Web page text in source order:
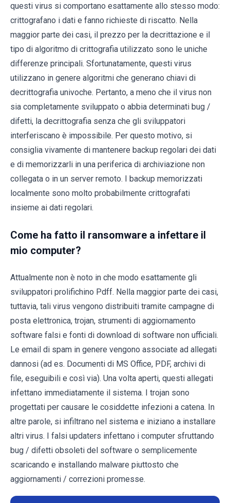
questi virus si comportano esattamente allo stesso modo:
crittografano i dati e fanno richieste di riscatto. Nella
maggior parte dei casi, il prezzo per la decrittazione e il
tipo di algoritmo di crittografia utilizzato sono le uniche
differenze principali. Sfortunatamente, questi virus
utilizzano in genere algoritmi che generano chiavi di
decrittografia univoche. Pertanto, a meno che il virus non
sia completamente sviluppato o abbia determinati bug /
difetti, la decrittografia senza che gli sviluppatori
interferiscano è impossibile. Per questo motivo, si
consiglia vivamente di mantenere backup regolari dei dati
e di memorizzarli in una periferica di archiviazione non
collegata o in un server remoto. I backup memorizzati
localmente sono molto probabilmente crittografati
insieme ai dati regolari.
Come ha fatto il ransomware a infettare il
mio computer?
Attualmente non è noto in che modo esattamente gli
sviluppatori prolifichino Pdff. Nella maggior parte dei casi,
tuttavia, tali virus vengono distribuiti tramite campagne di
posta elettronica, trojan, strumenti di aggiornamento
software falsi e fonti di download di software non ufficiali.
Le email di spam in genere vengono associate ad allegati
dannosi (ad es. Documenti di MS Office, PDF, archivi di
file, eseguibili e così via). Una volta aperti, questi allegati
infettano immediatamente il sistema. I trojan sono
progettati per causare le cosiddette infezioni a catena. In
altre parole, si infiltrano nel sistema e iniziano a installare
altri virus. I falsi updaters infettano i computer sfruttando
bug / difetti obsoleti del software o semplicemente
scaricando e installando malware piuttosto che
aggiornamenti / correzioni promesse.